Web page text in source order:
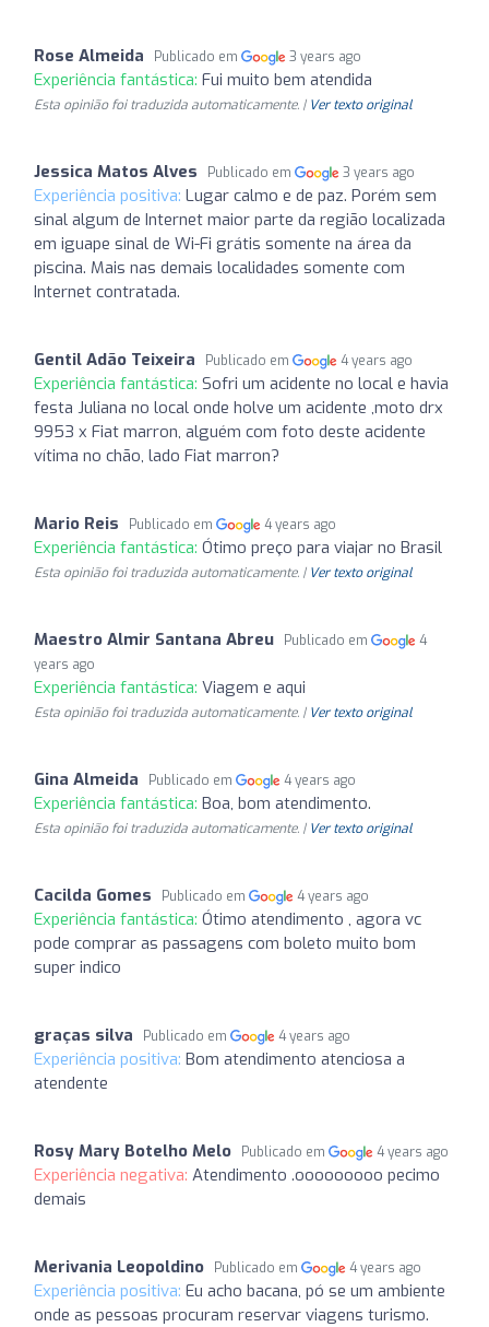
Rose Almeida Publicado em 3 years ago
Experiência fantástica: Fui muito bem atendida
Esta opinião foi traduzida automaticamente. | Ver texto original
Jessica Matos Alves Publicado em 3 years ago
Experiência positiva: Lugar calmo e de paz. Porém sem
sinal algum de Internet maior parte da região localizada
em iguape sinal de Wi-Fi grátis somente na área da
piscina. Mais nas demais localidades somente com
Internet contratada.
Gentil Adão Teixeira Publicado em 4 years ago
Experiência fantástica: Sofri um acidente no local e havia
festa Juliana no local onde holve um acidente ,moto drx
9953 x Fiat marron, alguém com foto deste acidente
vítima no chão, lado Fiat marron?
Mario Reis Publicado em 4 years ago
Experiência fantástica: Ótimo preço para viajar no Brasil
Esta opinião foi traduzida automaticamente. | Ver texto original
Maestro Almir Santana Abreu Publicado em
4
years ago
Experiência fantástica: Viagem e aqui
Esta opinião foi traduzida automaticamente. | Ver texto original
Gina Almeida Publicado em 4 years ago
Experiência fantástica: Boa, bom atendimento.
Esta opinião foi traduzida automaticamente. | Ver texto original
Cacilda Gomes Publicado em 4 years ago
Experiência fantástica: Ótimo atendimento , agora vc
pode comprar as passagens com boleto muito bom
super indico
graças silva Publicado em 4 years ago
Experiência positiva: Bom atendimento atenciosa a
atendente
Rosy Mary Botelho Melo Publicado em 4 years ago
Experiência negativa: Atendimento .ooooooooo pecimo
demais
Merivania Leopoldino Publicado em 4 years ago
Experiência positiva: Eu acho bacana, pó se um ambiente
onde as pessoas procuram reservar viagens turismo.